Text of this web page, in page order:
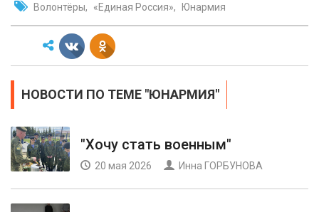
Волонтёры «Единая Россия» Юнармия
НОВОСТИ ПО ТЕМЕ "ЮНАРМИЯ"
"Хочу стать военным"
20 мая 2026 Инна ГОРБУНОВА